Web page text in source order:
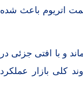
اتریوم باعث شده
و با افتی جزئی در
کلی بازار عملکرد